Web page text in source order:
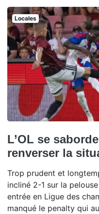
Locales
L’OL se
renverser la
Trop prudent et
incliné 2-1 sur la
entrée en Ligue des
manqué le penalty qui